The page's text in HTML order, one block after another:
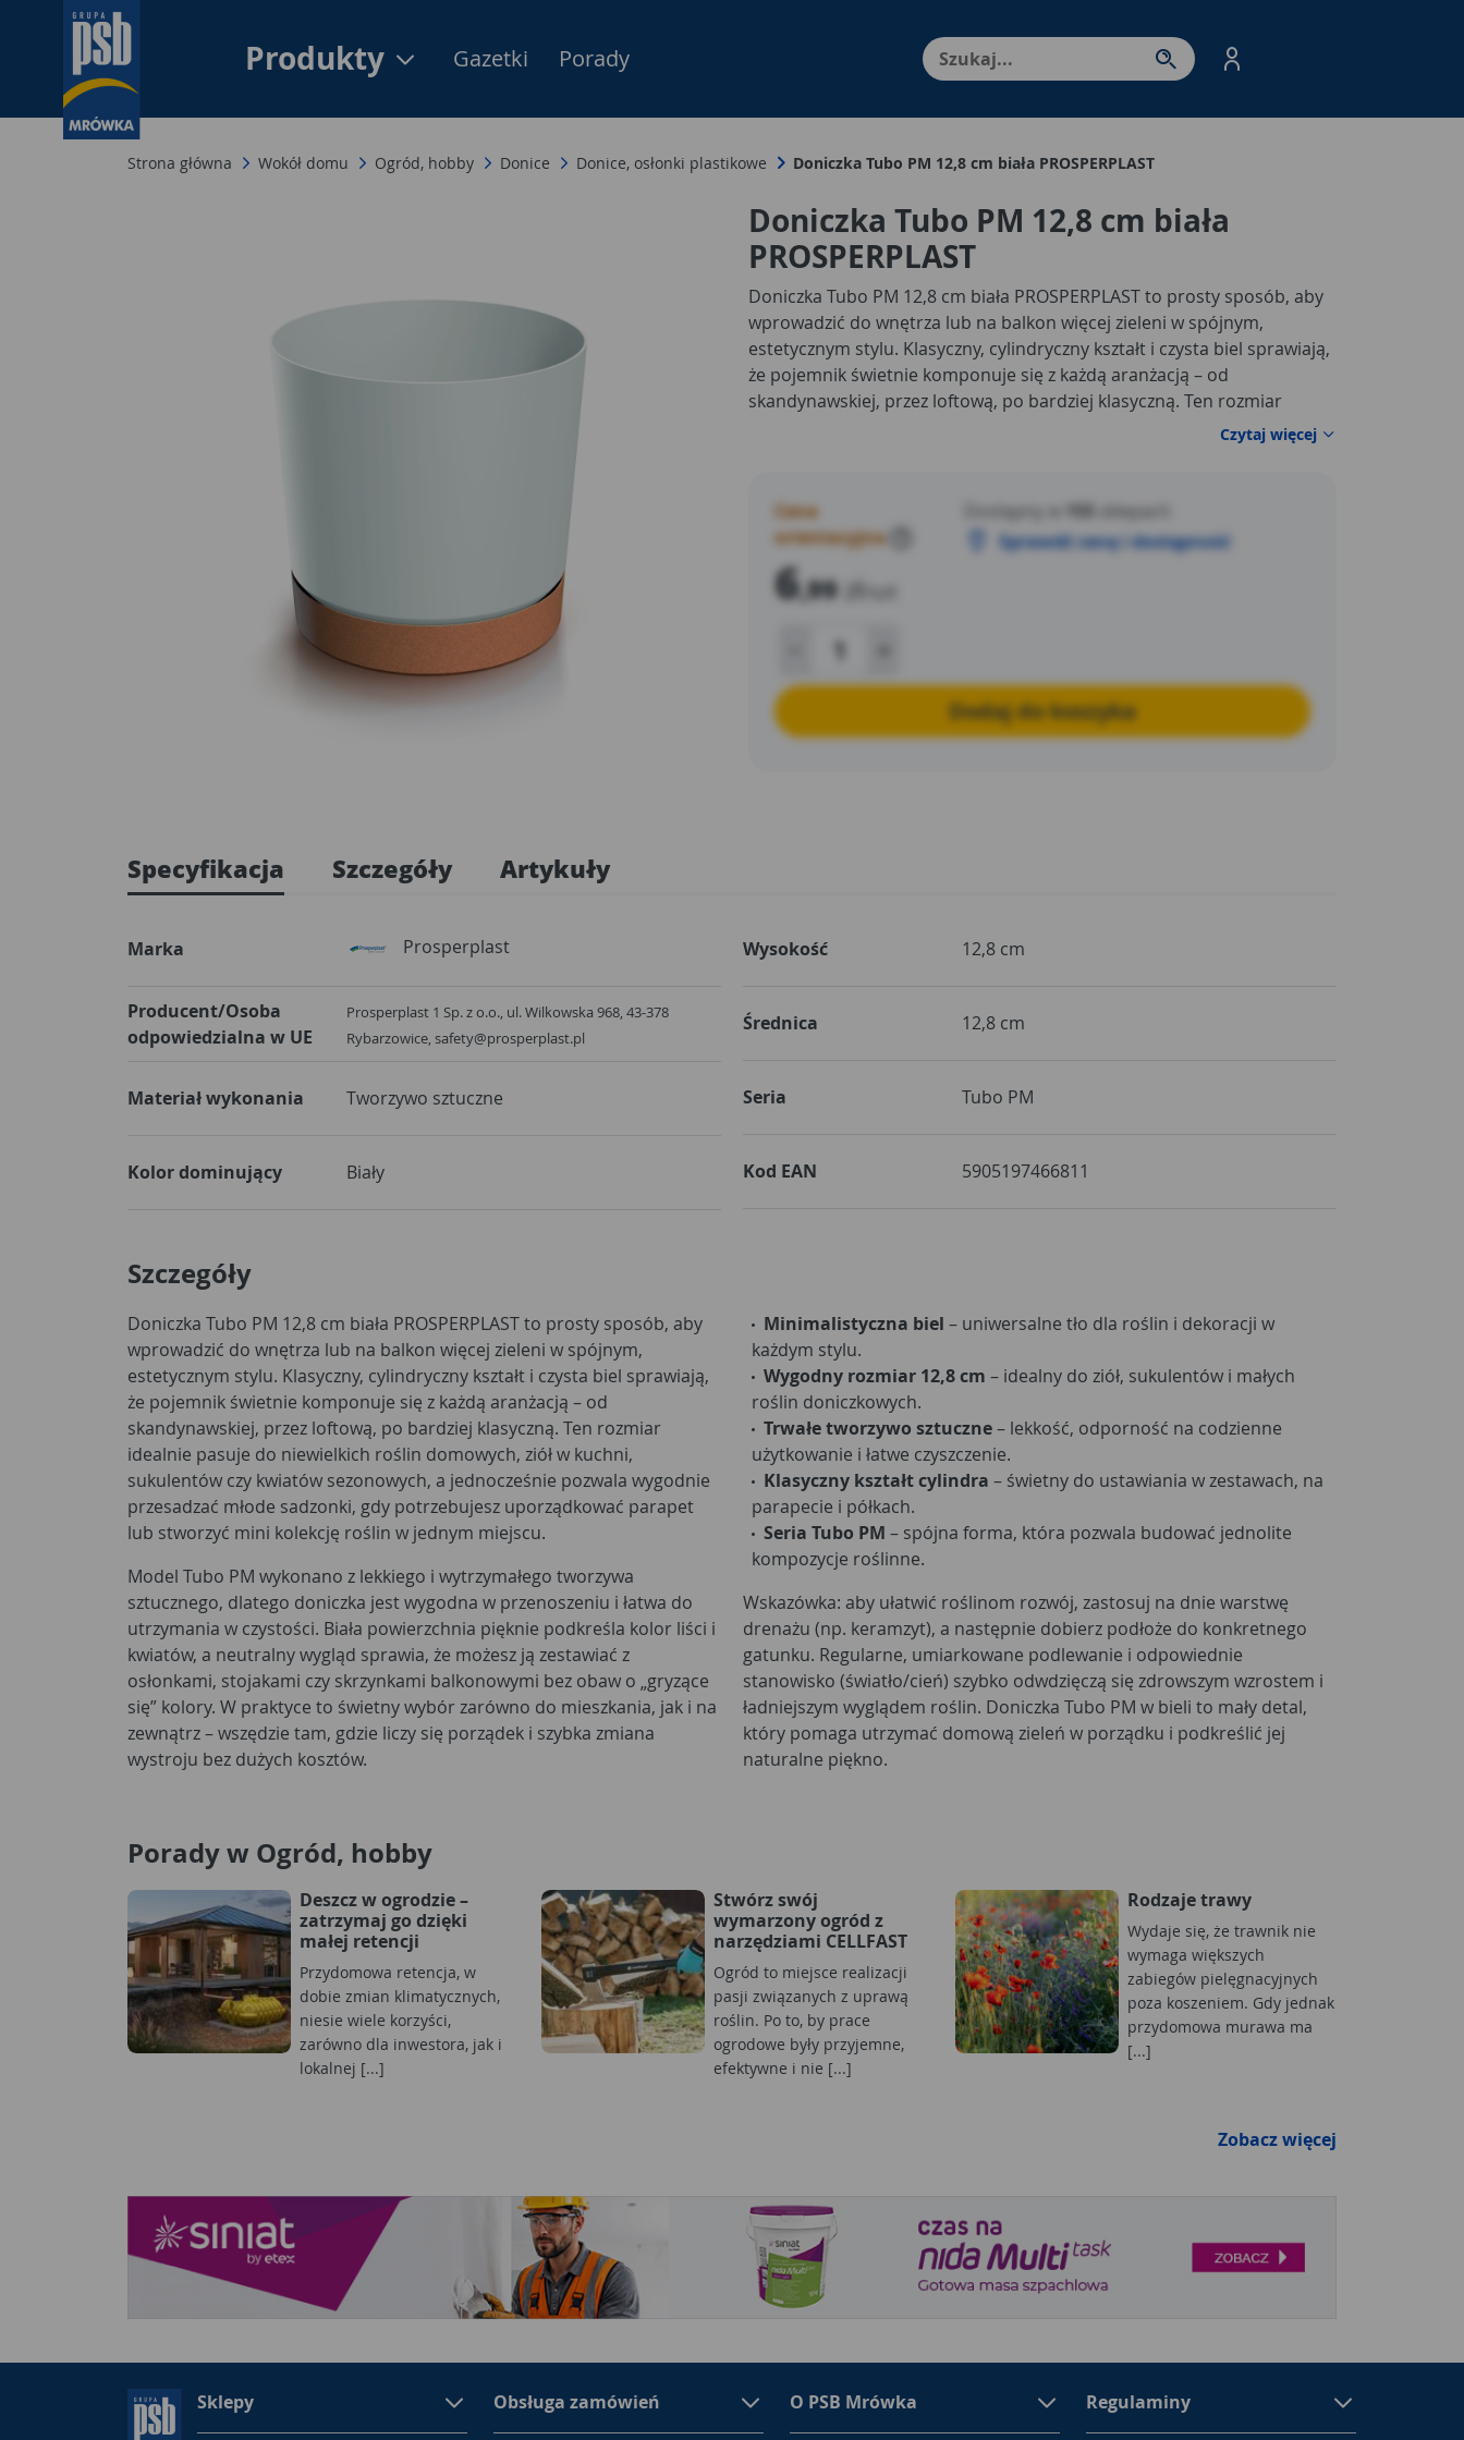
Produkty Menu Produktów, nawigacja: Enter - przejdź do strony produktów. Spacja – otwórz/
Gazetki Porady
Strona główna Wokół domu Ogród, hobby Donice Donice, osłonki plastikowe Doniczka Tubo PM 12,8 cm biała PROSPERPLAST
Doniczka Tubo PM 12,8 cm biała
PROSPERPLAST
Doniczka Tubo PM 12,8 cm biała PROSPERPLAST to prosty sposób, aby
wprowadzić do wnętrza lub na balkon więcej zieleni w spójnym,
estetycznym stylu. Klasyczny, cylindryczny kształt i czysta biel sprawiają,
że pojemnik świetnie komponuje się z każdą aranżacją – od
skandynawskiej, przez loftową, po bardziej klasyczną. Ten rozmiar
idealnie pasuje do niewielkich roślin domowych, ziół w kuchni,
lub stworzyć mini kolekcję roślin w jednym miejscu.
Czytaj więcej
Cena
orientacyjna
6,99 zł /szt
Dostępny w
sklepach
Sprawdź cenę i dostępność
Dodaj do koszyka
Specyfikacja Szczegóły Artykuły
Marka Prosperplast
Producent/Osoba
odpowiedzialna w UE
Prosperplast 1 Sp. z o.o., ul. Wilkowska 968, 43-378
Rybarzowice, safety@prosperplast.pl
Materiał wykonania Tworzywo sztuczne
Kolor dominujący Biały
Wysokość 12,8 cm
Średnica 12,8 cm
Seria Tubo PM
Kod EAN 5905197466811
Szczegóły
Doniczka Tubo PM 12,8 cm biała PROSPERPLAST to prosty sposób, aby
wprowadzić do wnętrza lub na balkon więcej zieleni w spójnym,
estetycznym stylu. Klasyczny, cylindryczny kształt i czysta biel sprawiają,
że pojemnik świetnie komponuje się z każdą aranżacją – od
skandynawskiej, przez loftową, po bardziej klasyczną. Ten rozmiar
idealnie pasuje do niewielkich roślin domowych, ziół w kuchni,
sukulentów czy kwiatów sezonowych, a jednocześnie pozwala wygodnie
przesadzać młode sadzonki, gdy potrzebujesz uporządkować parapet
lub stworzyć mini kolekcję roślin w jednym miejscu.
Model Tubo PM wykonano z lekkiego i wytrzymałego tworzywa
sztucznego, dlatego doniczka jest wygodna w przenoszeniu i łatwa do
utrzymania w czystości. Biała powierzchnia pięknie podkreśla kolor liści i
kwiatów, a neutralny wygląd sprawia, że możesz ją zestawiać z
osłonkami, stojakami czy skrzynkami balkonowymi bez obaw o „gryzące
się” kolory. W praktyce to świetny wybór zarówno do mieszkania, jak i na
zewnątrz – wszędzie tam, gdzie liczy się porządek i szybka zmiana
wystroju bez dużych kosztów.
Minimalistyczna biel – uniwersalne tło dla roślin i dekoracji w
każdym stylu.
Wygodny rozmiar 12,8 cm – idealny do ziół, sukulentów i małych
roślin doniczkowych.
Trwałe tworzywo sztuczne– lekkość, odporność na codzienne
użytkowanie i łatwe czyszczenie.
Klasyczny kształt cylindra – świetny do ustawiania w zestawach, na
parapecie i półkach.
Seria Tubo PM – spójna forma, która pozwala budować jednolite
kompozycje roślinne.
Wskazówka: aby ułatwić roślinom rozwój, zastosuj na dnie warstwę
drenażu (np. keramzyt), a następnie dobierz podłoże do konkretnego
gatunku. Regularne, umiarkowane podlewanie i odpowiednie
stanowisko (światło/cień) szybko odwdzięczą się zdrowszym wzrostem i
ładniejszym wyglądem roślin. Doniczka Tubo PM w bieli to mały detal,
który pomaga utrzymać domową zieleń w porządku i podkreślić jej
naturalne piękno.
Porady w Ogród, hobby
Deszcz w ogrodzie –
zatrzymaj go dzięki
małej retencji
Przydomowa retencja, w
dobie zmian klimatycznych,
niesie wiele korzyści,
zarówno dla inwestora, jak i
lokalnej [...]
Stwórz swój
wymarzony ogród z
narzędziami CELLFAST
Ogród to miejsce realizacji
pasji związanych z uprawą
roślin. Po to, by prace
ogrodowe były przyjemne,
efektywne i nie [...]
Rodzaje trawy
Wydaje się, że trawnik nie
wymaga większych
zabiegów pielęgnacyjnych
poza koszeniem. Gdy jednak
przydomowa murawa ma
[...]
Zobacz więcej
Sklepy Obsługa zamówień O PSB Mrówka Regulaminy